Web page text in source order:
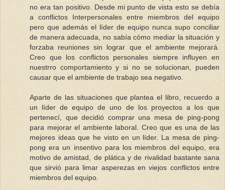
no era tan positivo. Desde mi punto de vista esto se debía
a conflictos Interpersonales entre miembros del equipo
pero que además el líder de equipo nunca supo conciliar
de manera adecuada, no sabía cómo mediar la situación y
forzaba reuniones sin lograr que el ambiente mejorará.
Creo que los conflictos personales siempre influyen en
nuestrro comportamiento y si no se solucionan, pueden
causar que el ambiente de trabajo sea negativo.
Aparte de las situaciones que plantea el libro, recuerdo a
un líder de equipo de uno de los proyectos a los que
pertenecí, que decidió comprar una mesa de ping-pong
para mejorar el ambiente laboral. Creo que es una de las
mejores ideas que he visto en un líder. La mesa de ping-
pong era un insentivo para los miembros del equipo, era
motivo de amistad, de plática y de rivalidad bastante sana
que sirvió para limar asperezas en viejos conflictos entre
miembros del equipo.